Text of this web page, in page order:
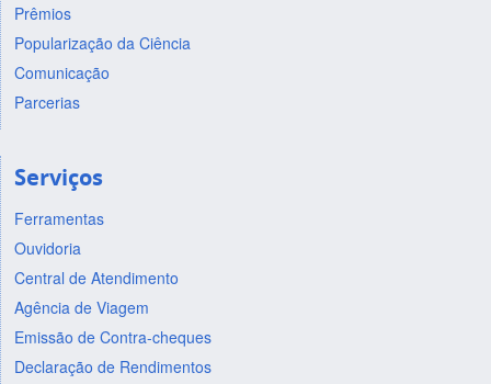
Prêmios
Popularização da Ciência
Comunicação
Parcerias
Serviços
Ferramentas
Ouvidoria
Central de Atendimento
Agência de Viagem
Emissão de Contra-cheques
Declaração de Rendimentos